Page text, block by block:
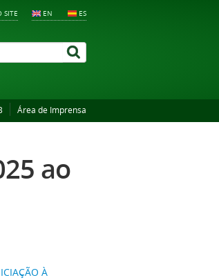
EN ES
SITE
Área de Imprensa
ao
À